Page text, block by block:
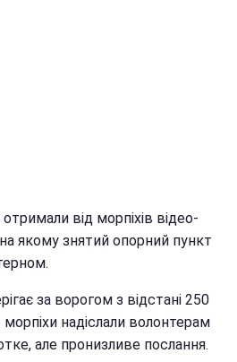
від морпіхів відео-
якому знятий опорний пункт
за ворогом з відстані 250
надіслали волонтерам
але пронизливе послання.